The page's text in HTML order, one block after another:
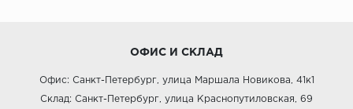
ОФИС И СКЛАД
Офис: Санкт-Петербург, улица Маршала Новикова, 41к1
Склад: Санкт-Петербург, улица Краснопутиловская, 69